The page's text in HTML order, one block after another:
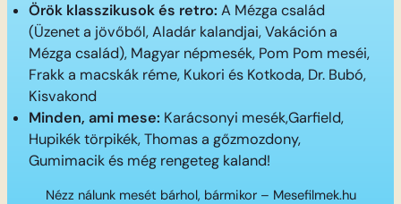
Örök klasszikusok és retro: A Mézga család
(Üzenet a jövőből, Aladár kalandjai, Vakáción a
Mézga család), Magyar népmesék, Pom Pom meséi,
Frakk a macskák réme, Kukori és Kotkoda, Dr. Bubó,
Kisvakond
Minden, ami mese: Karácsonyi mesék,Garfield,
Hupikék törpikék, Thomas a gőzmozdony,
Gumimacik és még rengeteg kaland!
Nézz nálunk mesét bárhol, bármikor – Mesefilmek.hu